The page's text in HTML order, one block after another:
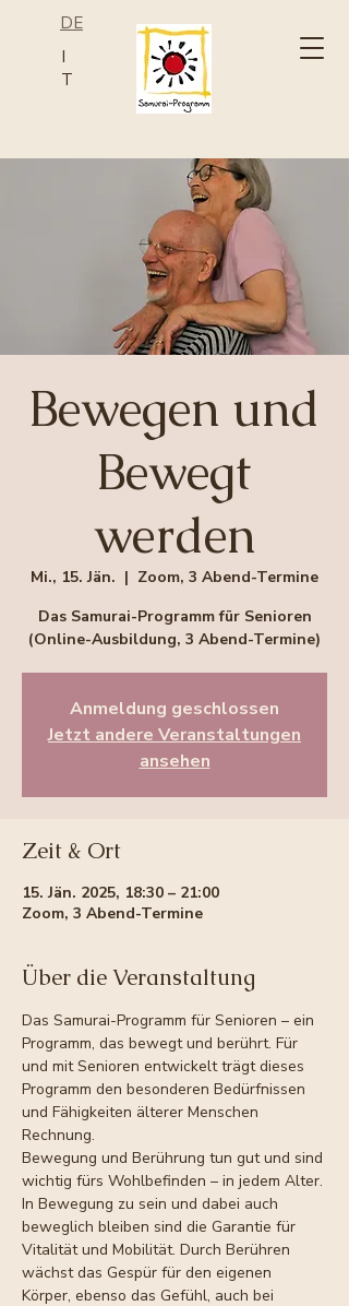
DE
I
T
Bewegen und
Bewegt
werden
Mi., 15. Jän.
  |
Zoom, 3 Abend-Termine
Das Samurai-Programm für Senioren
(Online-Ausbildung, 3 Abend-Termine)
Anmeldung geschlossen
Jetzt andere Veranstaltungen
ansehen
Zeit & Ort
15. Jän. 2025, 18:30 – 21:00
Zoom, 3 Abend-Termine
Über die Veranstaltung
Das Samurai-Programm für Senioren – ein
Programm, das bewegt und berührt. Für
und mit Senioren entwickelt trägt dieses
Programm den besonderen Bedürfnissen
und Fähigkeiten älterer Menschen
Rechnung.
Bewegung und Berührung tun gut und sind
wichtig fürs Wohlbefinden – in jedem Alter.
In Bewegung zu sein und dabei auch
beweglich bleiben sind die Garantie für
Vitalität und Mobilität. Durch Berühren
wächst das Gespür für den eigenen
Körper, ebenso das Gefühl, auch bei